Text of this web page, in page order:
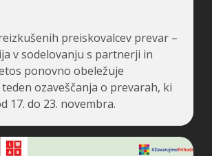
preiskovalcev prevar –
v sodelovanju s partnerji in
ponovno obeležuje
ozaveščanja o prevarah, ki
17. do 23. novembra.